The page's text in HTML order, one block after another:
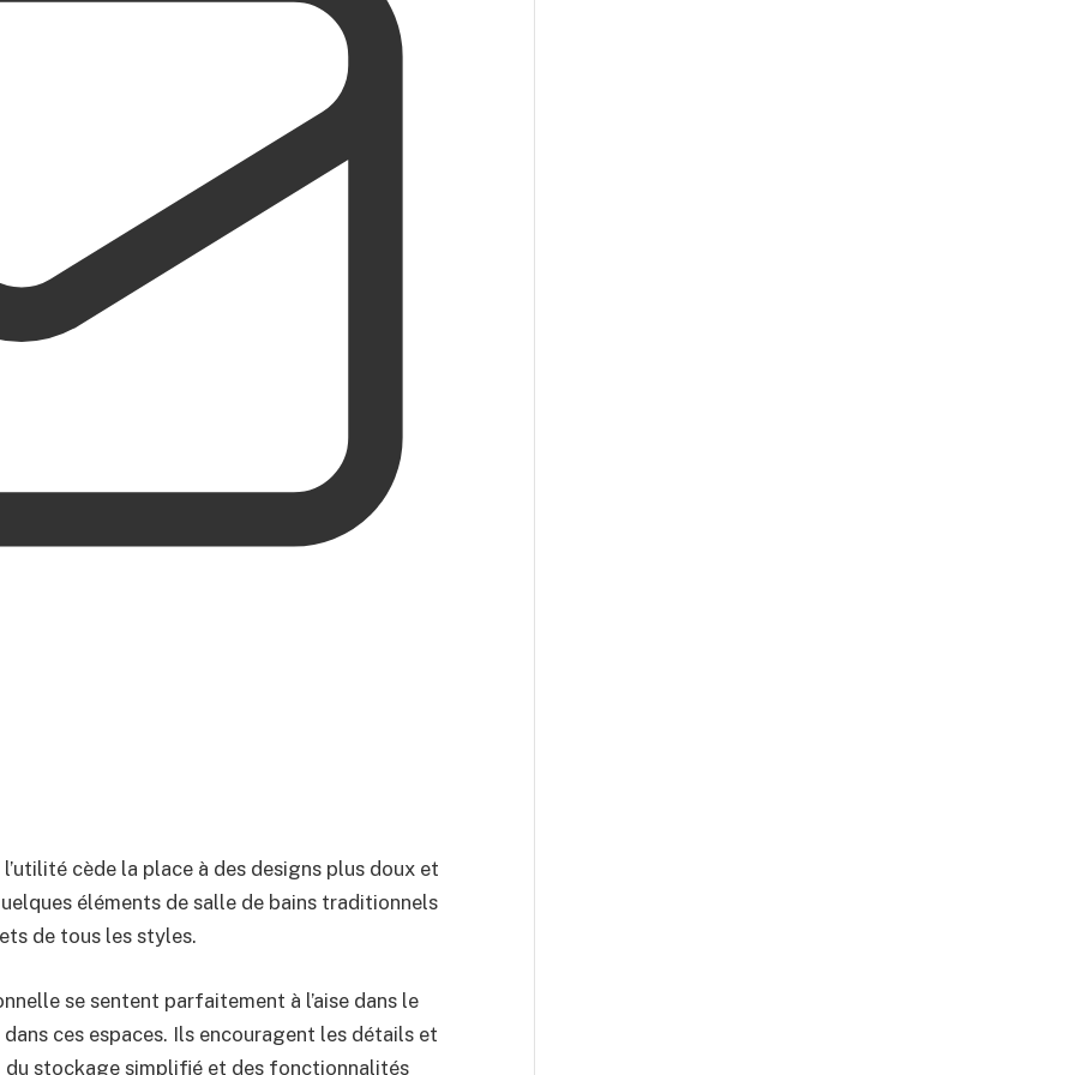
cède la place à des designs plus doux et
éléments de salle de bains traditionnels
de tous les styles.
se sentent parfaitement à l’aise dans le
ces espaces. Ils encouragent les détails et
stockage simplifié et des fonctionnalités